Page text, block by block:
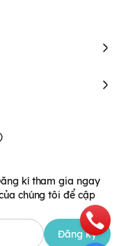
kí tham gia ngay
chúng tôi để cập
Đăng ký